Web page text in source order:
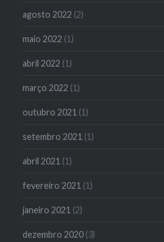
agosto 2022 (2)
maio 2022 (1)
abril 2022 (1)
março 2022 (1)
outubro 2021 (1)
setembro 2021 (1)
abril 2021 (1)
fevereiro 2021 (1)
janeiro 2021 (2)
dezembro 2020 (3)